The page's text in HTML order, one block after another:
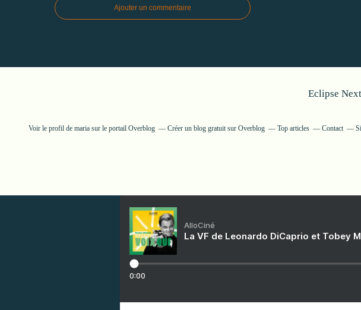
Ajouter un commentaire
Eclipse
Voir le profil de mariasur le portail Overblog Créer un blog gratuit sur Overblog Top articles Contact
AlloCiné
La VF de Leonardo DiCaprio et Tobey
0:00